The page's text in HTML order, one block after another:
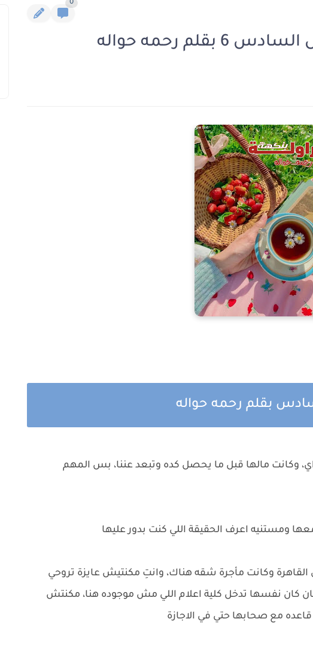
0
رحمه حواله
بقلم رحمه حواله
وكانت مالها قبل ما يحصل كده وتبعد عننا، بس المهم
ومستنيه اعرف الحقيقة اللي كنت بدور عليها
القاهرة وكانت مأجرة شقه هناك، وانتِ مكنتيش عايزة تروحي
نفسها تدخل كلية اعلام اللي مش موجوده هنا، مكنتش
قاعده مع صحابها حتي في الاجازة